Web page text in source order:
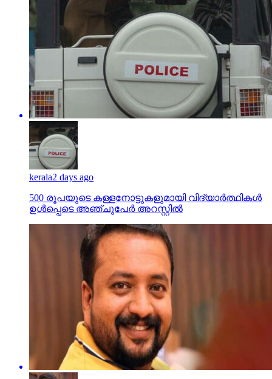
kerala2 days ago
500 രൂപയുടെ കള്ളനോട്ടുകളുമായി വിദ്യാര്‍ത്ഥികള്‍
ഉള്‍പ്പെടെ അഞ്ചുപേര്‍ അറസ്റ്റില്‍